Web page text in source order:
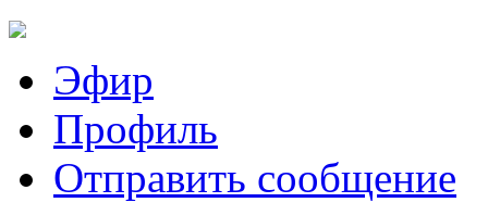
Эфир
Профиль
Отправить сообщение